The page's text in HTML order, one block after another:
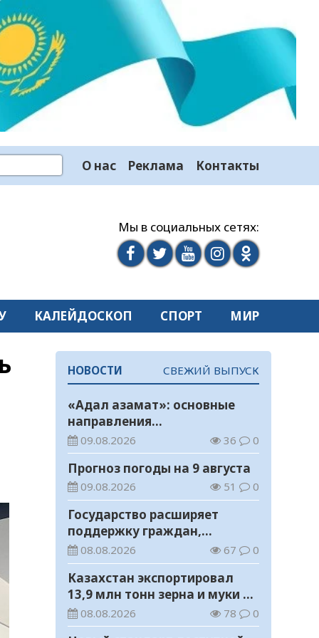
О нас Реклама Контакты
Мы в социальных сетях:
КАЛЕЙДОСКОП СПОРТ МИР
НОВОСТИ СВЕЖИЙ ВЫПУСК
«Адал азамат»: основные
направления
воспитательной работы в
новом учебном году
09.08.2026 36 0
Прогноз погоды на 9 августа
09.08.2026 51 0
Государство расширяет
поддержку граждан,
переезжающих в новые
регионы для работы
08.08.2026 67 0
Казахстан экспортировал
13,9 млн тонн зерна и муки в
зерновом эквиваленте
08.08.2026 78 0